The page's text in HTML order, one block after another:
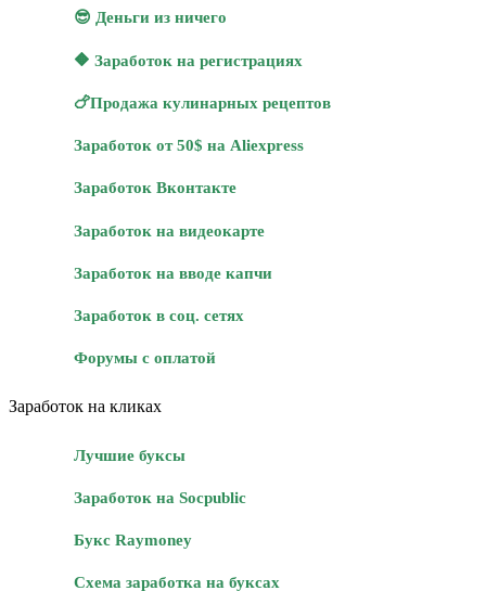
😎 Деньги из ничего
🔶 Заработок на регистрациях
🍗Продажа кулинарных рецептов
Заработок от 50$ на Aliexpress
Заработок Вконтакте
Заработок на видеокарте
Заработок на вводе капчи
Заработок в соц. сетях
Форумы с оплатой
Заработок на кликах
Лучшие буксы
Заработок на Socpublic
Букс Raymoney
Схема заработка на буксах